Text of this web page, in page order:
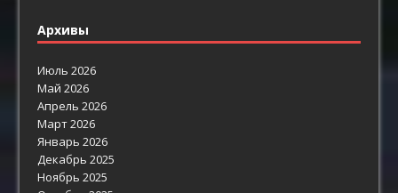
Архивы
Июль 2026
Май 2026
Апрель 2026
Март 2026
Январь 2026
Декабрь 2025
Ноябрь 2025